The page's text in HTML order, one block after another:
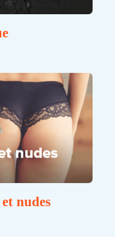
nudes